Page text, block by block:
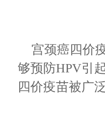
宫颈癌四价
够预防HPV引
四价疫苗被广